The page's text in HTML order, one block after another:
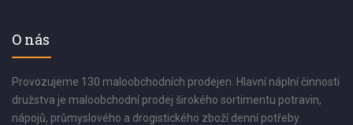
O nás
Provozujeme 130 maloobchodních prodejen. Hlavní náplní činnosti
družstva je maloobchodní prodej širokého sortimentu potravin,
nápojů, průmyslového a drogistického zboží denní potřeby.